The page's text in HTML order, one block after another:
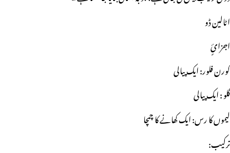
اٹالین ڈو
اجزائٍ
کورن فلور: ایک پیالی
گلو : ایک پیالی
لیموں کا رس: ایک کھانے کا چمچا
ترکیب: